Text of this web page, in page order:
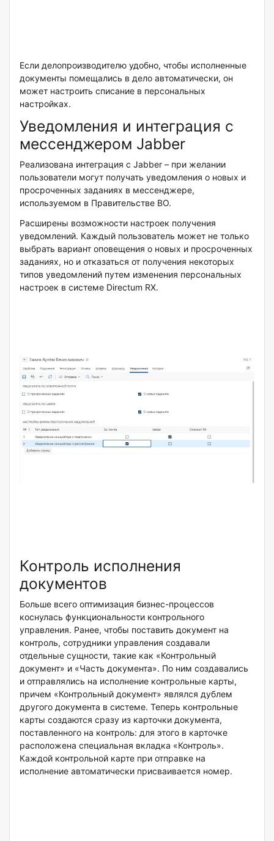
Если делопроизводителю удобно, чтобы исполненные
документы помещались в дело автоматически, он
может настроить списание в персональных
настройках.
Уведомления и интеграция с
мессенджером Jabber
Реализована интеграция с Jabber – при желании
пользователи могут получать уведомления о новых и
просроченных заданиях в мессенджере,
используемом в Правительстве ВО.
Расширены возможности настроек получения
уведомлений. Каждый пользователь может не только
выбрать вариант оповещения о новых и просроченных
заданиях, но и отказаться от получения некоторых
типов уведомлений путем изменения персональных
настроек в системе Directum RX.
Контроль исполнения
документов
Больше всего оптимизация бизнес-процессов
коснулась функциональности контрольного
управления. Ранее, чтобы поставить документ на
контроль, сотрудники управления создавали
отдельные сущности, такие как «Контрольный
документ» и «Часть документа». По ним создавались
и отправлялись на исполнение контрольные карты,
причем «Контрольный документ» являлся дублем
другого документа в системе. Теперь контрольные
карты создаются сразу из карточки документа,
поставленного на контроль: для этого в карточке
расположена специальная вкладка «Контроль».
Каждой контрольной карте при отправке на
исполнение автоматически присваивается номер.